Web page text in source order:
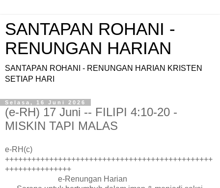
SANTAPAN ROHANI -
RENUNGAN HARIAN
SANTAPAN ROHANI - RENUNGAN HARIAN KRISTEN
SETIAP HARI
Selasa, 16 Juni 2026
(e-RH) 17 Juni -- FILIPI 4:10-20 -
MISKIN TAPI MALAS
e-RH(c)
+++++++++++++++++++++++++++++++++++++++++++++++
+++++++++++++++
e-Renungan Harian